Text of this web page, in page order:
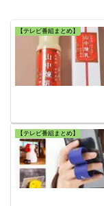
【テレビ番組まとめ】
【テレビ番組まとめ】